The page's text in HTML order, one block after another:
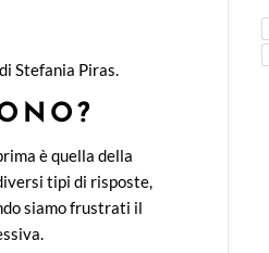
Stefania Piras.
è quella della
tipi di risposte,
siamo frustrati il